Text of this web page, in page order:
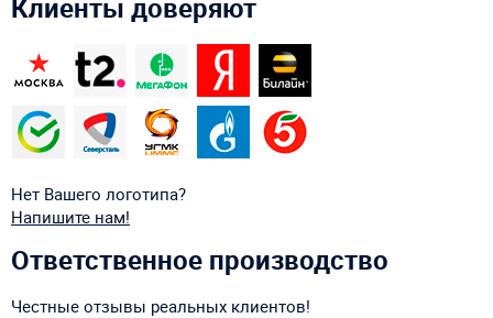
Клиенты доверяют
Нет Вашего логотипа?
Напишите нам!
Ответственное производство
Честные отзывы реальных клиентов!